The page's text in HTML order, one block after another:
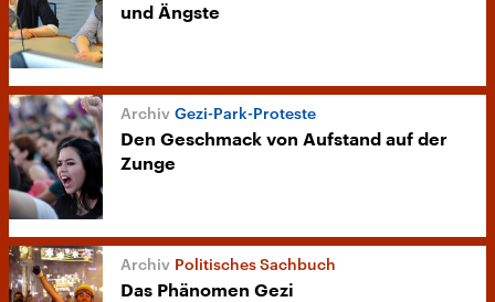
und Ängste
Gezi-Park-Proteste
Den Geschmack von Aufstand auf der
Zunge
Politisches Sachbuch
Das Phänomen Gezi